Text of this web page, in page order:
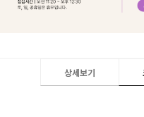
상세보기